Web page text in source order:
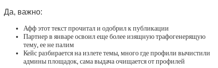
Да, важно:
Афф этот текст прочитал и одобрил к публикации
Партнер в январе освоил еще более изящную трафогенерящую
тему, ее не палим
Кейс разбирается на излете темы, много где профили вычистили
админы площадок, сама выдача очищается от профилей